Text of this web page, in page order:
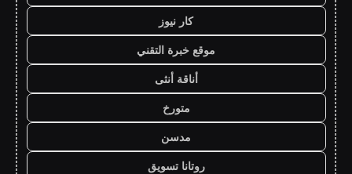
كار نيوز
موقع خبرة التقني
أناقة أنثى
متورخ
مدسن
روتانا تسويق